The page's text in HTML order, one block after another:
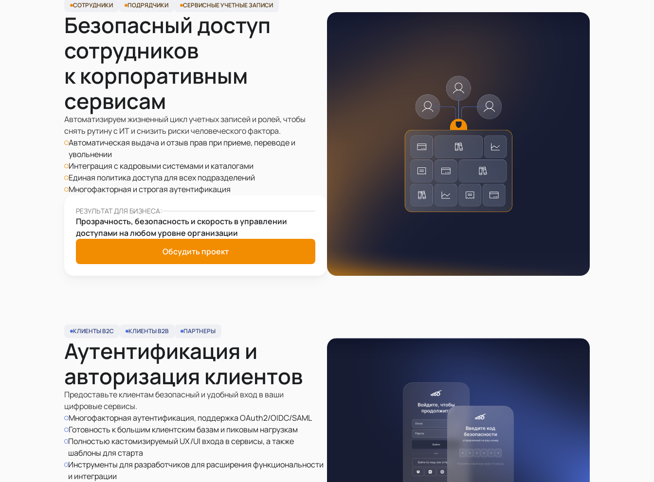
СОТРУДНИКИ ПОДРЯДЧИКИ СЕРВИСНЫЕ УЧЕТНЫЕ ЗАПИСИ
Безопасный доступ
сотрудников
к корпоративным
сервисам
Автоматизируем жизненный цикл учетных записей и ролей, чтобы
снять рутину с ИТ и снизить риски человеческого фактора.
Автоматическая выдача и отзыв прав при приеме, переводе и
увольнении
Интеграция с кадровыми системами и каталогами
Единая политика доступа для всех подразделений
Многофакторная и строгая аутентификация
РЕЗУЛЬТАТ ДЛЯ БИЗНЕСА:
Прозрачность, безопасность и скорость в управлении
доступами на любом уровне организации
Обсудить проект
КЛИЕНТЫ B2C КЛИЕНТЫ B2B ПАРТНЕРЫ
Аутентификация и
авторизация клиентов
Предоставьте клиентам безопасный и удобный вход в ваши
цифровые сервисы.
Многофакторная аутентификация, поддержка OAuth2/OIDC/SAML
Готовность к большим клиентским базам и пиковым нагрузкам
Полностью кастомизируемый UX/UI входа в сервисы, а также
шаблоны для старта
Инструменты для разработчиков для расширения функциональности
и интеграции